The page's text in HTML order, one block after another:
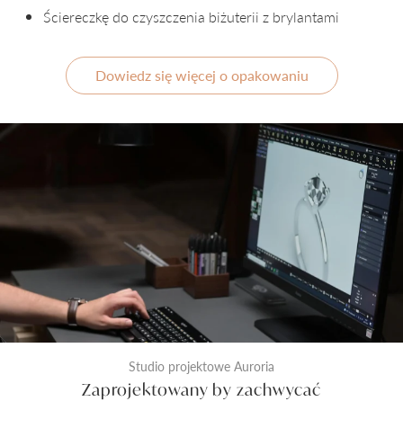
Ściereczkę do czyszczenia biżuterii z brylantami
Dowiedz się więcej o opakowaniu
Studio projektowe Auroria
Zaprojektowany by zachwycać